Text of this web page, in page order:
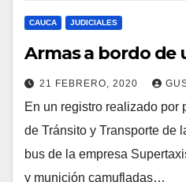
CAUCA JUDICIALES
Armas a bordo de
21 FEBRERO, 2020
En un registro realizado por
de Tránsito y Transporte de
bus de la empresa
y munición camufladas…